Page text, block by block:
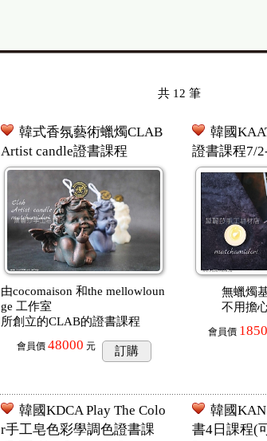
共 12 筆
韓式香氛藝術蠟燭CLAB
Artist candle證書課程
由cocomaison 和the mellowloun
ge 工作室
所創立的CLAB的證書課程
會員價 48000 元 訂購
韓國
證書課程7/
無蠟燭
不用擔
會員價
韓國KDCA Play The Colo
r手工皂色彩學調色證書課
韓國
書4日課程(